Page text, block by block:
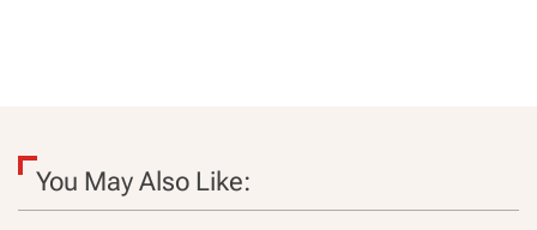
You May Also Like: